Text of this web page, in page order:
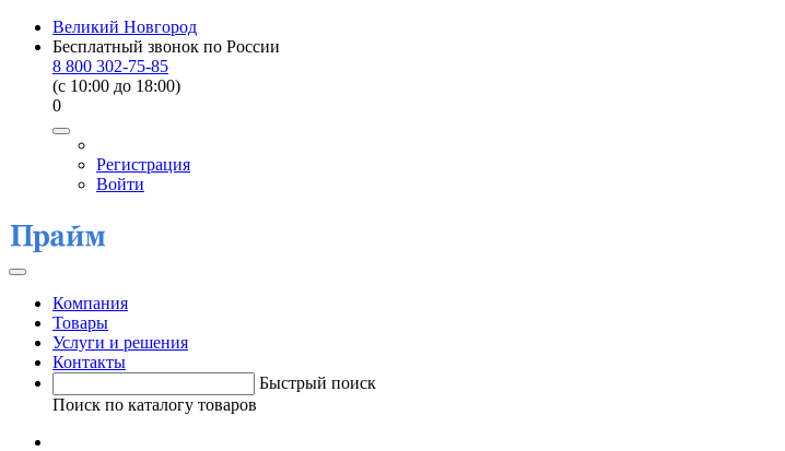
Великий Новгород
Бесплатный звонок по России
8 800 302-75-85
(c 10:00 до 18:00)
0
Регистрация
Войти
Компания
Товары
Услуги и решения
Контакты
Быстрый поиск
Поиск по каталогу товаров